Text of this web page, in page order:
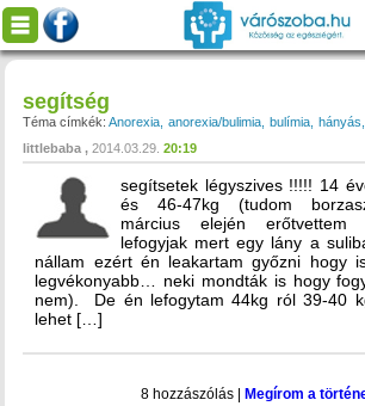
segítség
Téma címkék: Anorexia anorexia/bulimia bulímia hányás
littlebaba
2014.03.29. 20:19
segítsetek légyszives !!!!! 14
és 46-47kg (tudom
március elején erőtvettem
lefogyjak mert egy lány a
nállam ezért én leakartam győzni hogy
legvékonyabb… neki mondták is hogy
nem). De én lefogytam 44kg ról 39-40
lehet […]
8 hozzászólás| Megírom a